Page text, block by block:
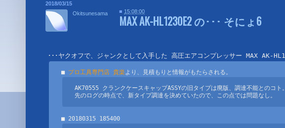
2018/03/15
MAX AK-HL1230E2 の･･･ そにょ6
■ プロ工具専門店 貴楽
AK70555 クランクケースキャップASSYの旧タイプは廃版、調達不能とのコト。
先のログの時点で、新タイプ調達を決めていたので、この点では問題なし。
Okitsunesama ■ 15:08:00